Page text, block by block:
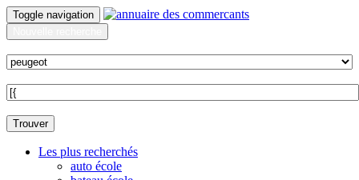
Toggle navigation
Trouver
Les plus recherchés
auto école